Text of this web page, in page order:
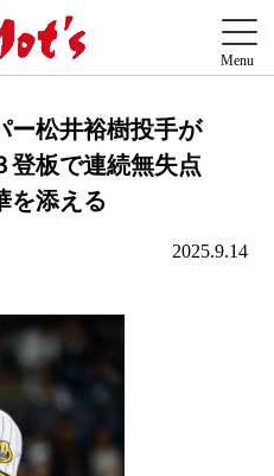
ー松井裕樹投手が
登板で連続無失点
を添える
2025.9.14